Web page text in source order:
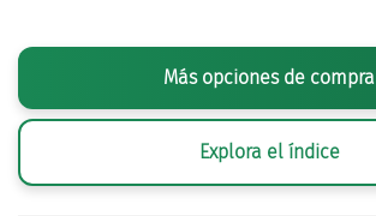
Más opciones de compra
Explora el índice